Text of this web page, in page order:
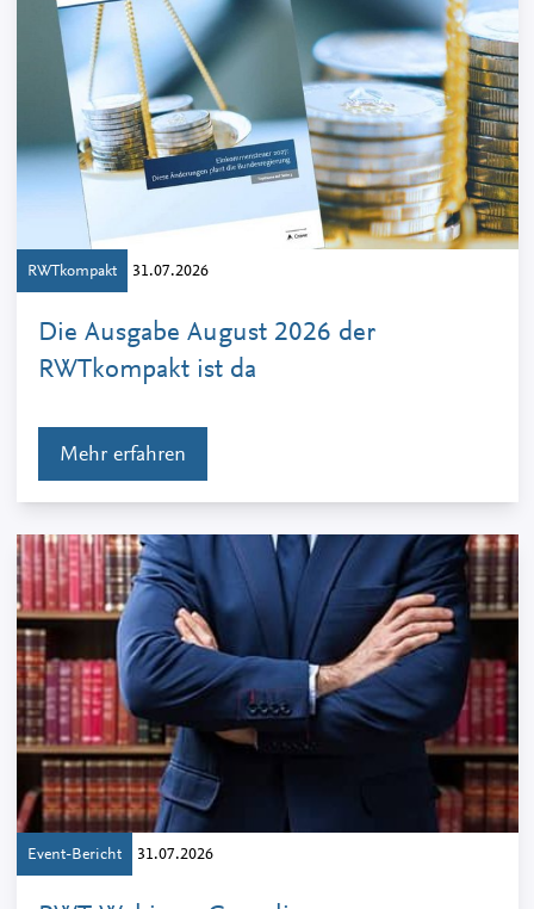
RWTkompakt 31.07.2026
Die Ausgabe August 2026 der
RWTkompakt ist da
Mehr erfahren
Event-Bericht 31.07.2026